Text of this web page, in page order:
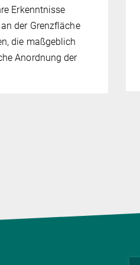
Erkenntnisse
der Grenzfläche
die maßgeblich
Anordnung der